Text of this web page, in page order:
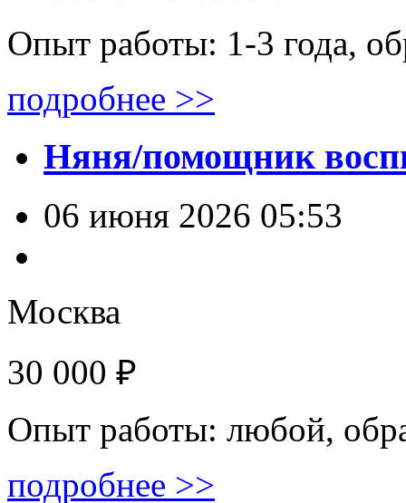
Опыт работы: 1-3 года,
подробнее >>
Няня/помощник
06 июня 2026 05:53
Москва
30 000 ₽
Опыт работы: любой,
подробнее >>